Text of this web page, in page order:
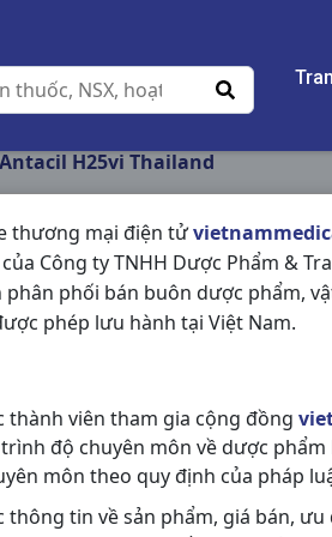
thương mại điện tử
Công ty TNHH Dược Phẩm &
phân phối bán buôn dược phẩm,
phép lưu hành tại Việt Nam.
thành viên tham gia cộng đồng
độ chuyên môn về dược
môn theo quy định của pháp
thông tin về sản phẩm, giá bán,
Antacil H25vi Thailand
NSX:Thailand
Chia sẻ qua